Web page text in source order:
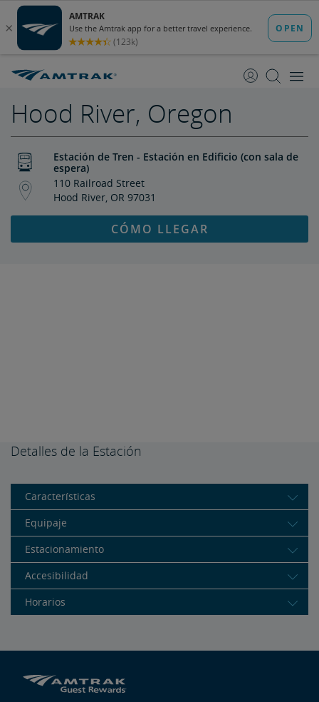
Contenido
Navegación
Hood River, Oregon
Estación de Tren - Estación en Edificio (con sala de
espera)
110 Railroad Street
Hood River, OR 97031
CÓMO LLEGAR
Detalles de la Estación
Características
Equipaje
Estacionamiento
Accesibilidad
Horarios